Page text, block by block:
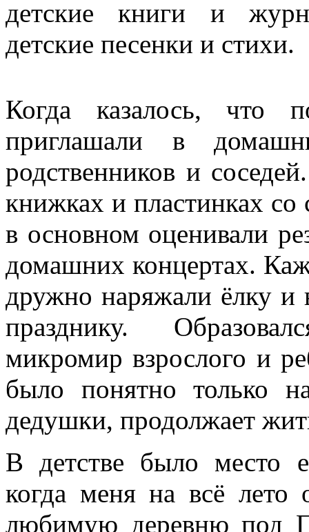
детские книги и
детские песенки и стихи.
Когда казалось, что
приглашали в
родственников и
книжках и пластинках
в основном оценивали
домашних концертах.
дружно наряжали ёлку и
празднику.
микромир взрослого и
было понятно только
дедушки, продолжает
В детстве было место
когда меня на всё лето
любимую деревню под